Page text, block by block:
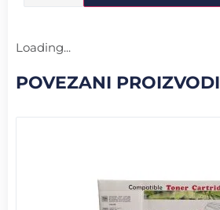
Loading...
POVEZANI PROIZVODI